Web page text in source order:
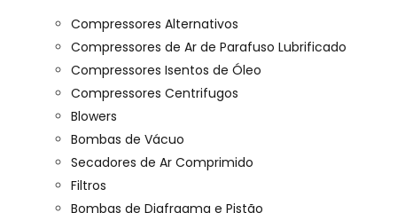
Compressores Alternativos
Compressores de Ar de Parafuso Lubrificado
Compressores Isentos de Óleo
Compressores Centrifugos
Blowers
Bombas de Vácuo
Secadores de Ar Comprimido
Filtros
Bombas de Diafragma e Pistão